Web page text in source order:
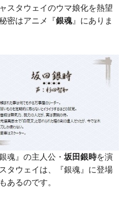
スタウェイのウマ娘化を熱望
密はアニメ『銀魂』にありま
魂』の主人公・ 坂田銀時を演
タウェイは、『銀魂』に登場
あるのです。